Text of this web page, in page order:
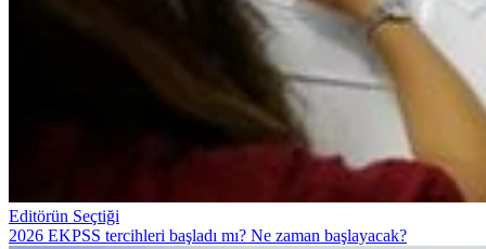
Editörün Seçtiği
2026 EKPSS tercihleri başladı mı? Ne zaman başlayacak?